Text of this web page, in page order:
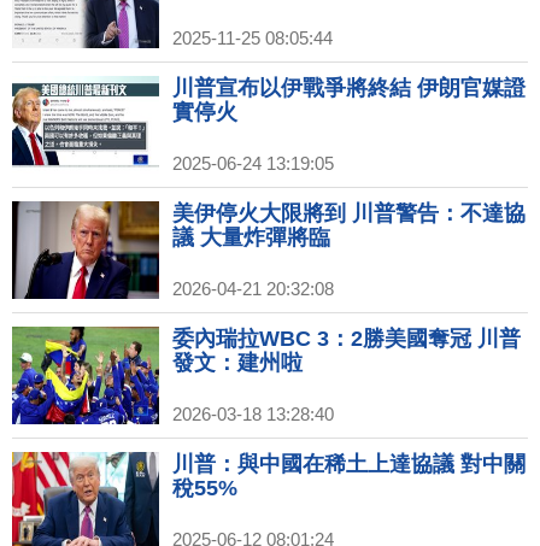
2025-11-25 08:05:44
川普宣布以伊戰爭將終結 伊朗官媒證
實停火
2025-06-24 13:19:05
美伊停火大限將到 川普警告：不達協
議 大量炸彈將臨
2026-04-21 20:32:08
委內瑞拉WBC 3：2勝美國奪冠 川普
發文：建州啦
2026-03-18 13:28:40
川普：與中國在稀土上達協議 對中關
稅55%
2025-06-12 08:01:24